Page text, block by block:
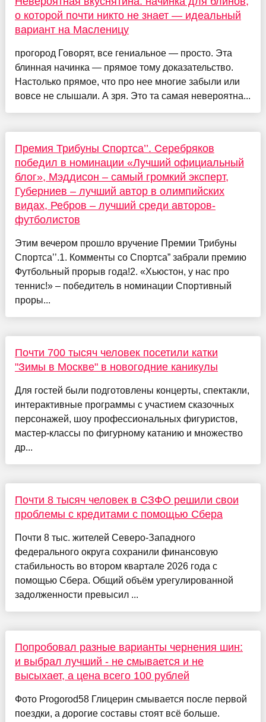
о которой почти никто не знает — идеальный
вариант на Масленицу
прогород Говорят, все гениальное — просто. Эта
блинная начинка — прямое тому доказательство.
Настолько прямое, что про нее многие забыли или
вовсе не слышали. А зря. Это та самая невероятна...
Премия Трибуны Спортса’’. Серебряков
победил в номинации «Лучший официальный
блог», Мэддисон – самый громкий эксперт,
Губерниев – лучший автор в олимпийских
видах, Ребров – лучший среди авторов-
футболистов
Этим вечером прошло вручение Премии Трибуны
Спортса’’.1. Комменты со Спортса” забрали премию
Футбольный прорыв года!2. «Хьюстон, у нас про
теннис!» – победитель в номинации Спортивный
проры...
Почти 700 тысяч человек посетили катки
"Зимы в Москве" в новогодние каникулы
Для гостей были подготовлены концерты, спектакли,
интерактивные программы с участием сказочных
персонажей, шоу профессиональных фигуристов,
мастер-классы по фигурному катанию и множество
др...
Почти 8 тысяч человек в СЗФО решили свои
проблемы с кредитами с помощью Сбера
Почти 8 тыс. жителей Северо-Западного
федерального округа сохранили финансовую
стабильность во втором квартале 2026 года с
помощью Сбера. Общий объём урегулированной
задолженности превысил ...
Попробовал разные варианты чернения шин:
и выбрал лучший - не смывается и не
высыхает, а цена всего 100 рублей
Фото Progorod58 Глицерин смывается после первой
поездки, а дорогие составы стоят всё больше.